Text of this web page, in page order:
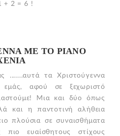
+ 2 = 6 !
ΜΕ ΤΟ PIANO
.......αυτά τα Χριστούγεννα
εμάς, αφού σε ξεχωριστό
Μια και δύο όπως
και η παντοτινή αλήθεια
πλούσια σε συναισθήματα
πιο ευαίσθητους στίχους